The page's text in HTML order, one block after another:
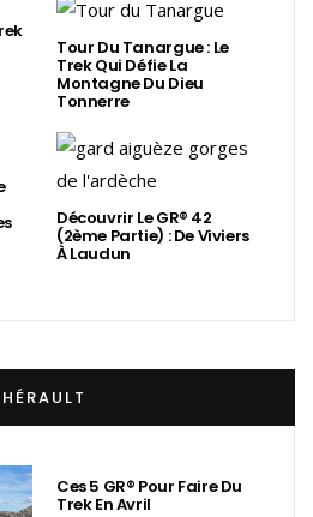
Tour Du Tanargue : Le
Trek Qui Défie La
Montagne Du Dieu
Tonnerre
Découvrir Le GR® 42
(2ème Partie) : De Viviers
À Laudun
HÉRAULT
Ces 5 GR® Pour Faire Du
Trek En Avril